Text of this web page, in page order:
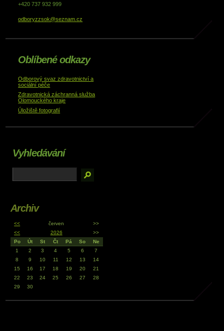
+420 737 932 999
odboryzzsok@seznam.cz
Oblíbené odkazy
Odborový svaz zdravotnictví a
sociální péče
Zdravotnická záchranná služba
Olomouckého kraje
Úložiště fotografií
Vyhledávání
Archiv
<< červen
>>
<<
2026
>>
Po
Út St Čt Pá So
Ne
1
2 3 4 5 6
7
8
9 10 11 12 13
14
15
16 17 18 19 20
21
22
23 24 25 26 27
28
29
30